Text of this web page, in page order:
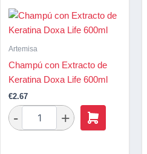
Artemisa
Champú con Extracto de
Keratina Doxa Life 600ml
€2.67